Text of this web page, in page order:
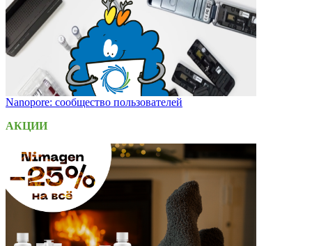
Nanopore: сообщество пользователей
АКЦИИ